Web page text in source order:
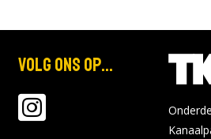
Volg ons op...